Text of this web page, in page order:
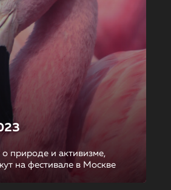
природе и активизме,
на фестивале в Москве